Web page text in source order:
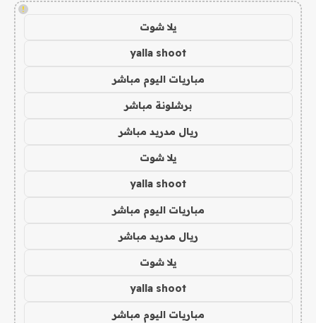
!
يلا شوت
yalla shoot
مباريات اليوم مباشر
برشلونة مباشر
ريال مدريد مباشر
يلا شوت
yalla shoot
مباريات اليوم مباشر
ريال مدريد مباشر
يلا شوت
yalla shoot
مباريات اليوم مباشر